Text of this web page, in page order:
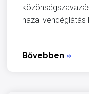
hazai vendéglátás
Bővebben »